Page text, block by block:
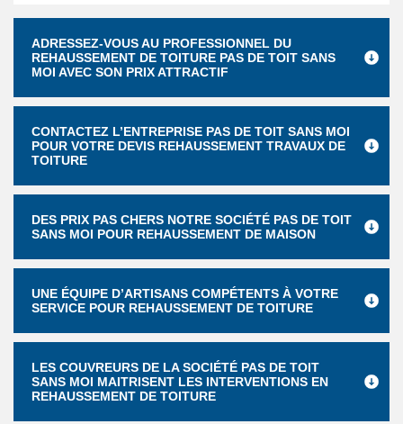
ADRESSEZ-VOUS AU PROFESSIONNEL DU
REHAUSSEMENT DE TOITURE PAS DE TOIT SANS
MOI AVEC SON PRIX ATTRACTIF
CONTACTEZ L’ENTREPRISE PAS DE TOIT SANS MOI
POUR VOTRE DEVIS REHAUSSEMENT TRAVAUX DE
TOITURE
DES PRIX PAS CHERS NOTRE SOCIÉTÉ PAS DE TOIT
SANS MOI POUR REHAUSSEMENT DE MAISON
UNE ÉQUIPE D’ARTISANS COMPÉTENTS À VOTRE
SERVICE POUR REHAUSSEMENT DE TOITURE
LES COUVREURS DE LA SOCIÉTÉ PAS DE TOIT
SANS MOI MAITRISENT LES INTERVENTIONS EN
REHAUSSEMENT DE TOITURE